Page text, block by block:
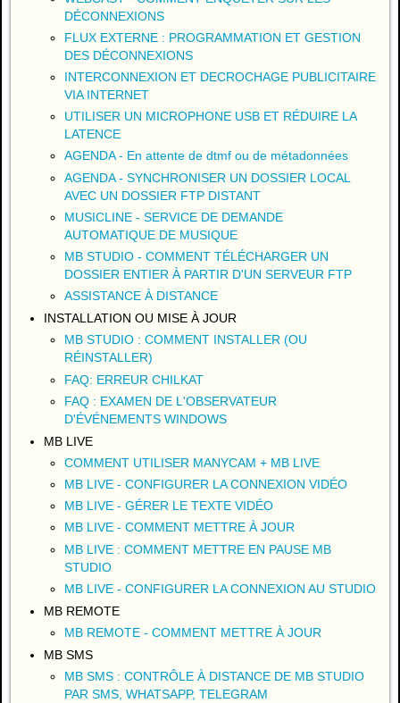
DÉCONNEXIONS
FLUX EXTERNE : PROGRAMMATION ET GESTION
DES DÉCONNEXIONS
INTERCONNEXION ET DECROCHAGE PUBLICITAIRE
VIA INTERNET
UTILISER UN MICROPHONE USB ET RÉDUIRE LA
LATENCE
AGENDA - En attente de dtmf ou de métadonnées
AGENDA - SYNCHRONISER UN DOSSIER LOCAL
AVEC UN DOSSIER FTP DISTANT
MUSICLINE - SERVICE DE DEMANDE
AUTOMATIQUE DE MUSIQUE
MB STUDIO - COMMENT TÉLÉCHARGER UN
DOSSIER ENTIER À PARTIR D'UN SERVEUR FTP
ASSISTANCE À DISTANCE
INSTALLATION OU MISE À JOUR
MB STUDIO : COMMENT INSTALLER (OU
RÉINSTALLER)
FAQ: ERREUR CHILKAT
FAQ : EXAMEN DE L'OBSERVATEUR
D'ÉVÉNEMENTS WINDOWS
MB LIVE
COMMENT UTILISER MANYCAM + MB LIVE
MB LIVE - CONFIGURER LA CONNEXION VIDÉO
MB LIVE - GÉRER LE TEXTE VIDÉO
MB LIVE - COMMENT METTRE À JOUR
MB LIVE : COMMENT METTRE EN PAUSE MB
STUDIO
MB LIVE - CONFIGURER LA CONNEXION AU STUDIO
MB REMOTE
MB REMOTE - COMMENT METTRE À JOUR
MB SMS
MB SMS : CONTRÔLE À DISTANCE DE MB STUDIO
PAR SMS, WHATSAPP, TELEGRAM